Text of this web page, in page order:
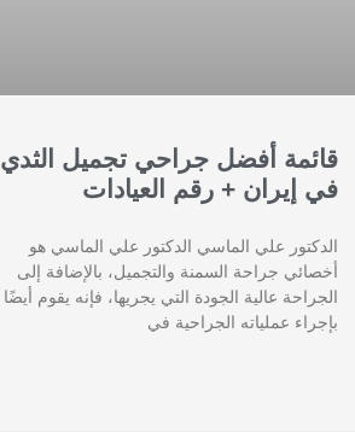
قائمة أفضل جراحي تجميل الثدي
في إيران + رقم العيادات
الدكتور علي الماسي الدكتور علي الماسي هو
أخصائي جراحة السمنة والتجميل، بالإضافة إلى
الجراحة عالية الجودة التي يجريها، فإنه يقوم أيضًا
بإجراء عملياته الجراحية في